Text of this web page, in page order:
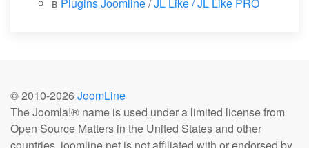
© 2010-2026 JoomLine
The Joomla!® name is used under a limited license from
Open Source Matters in the United States and other